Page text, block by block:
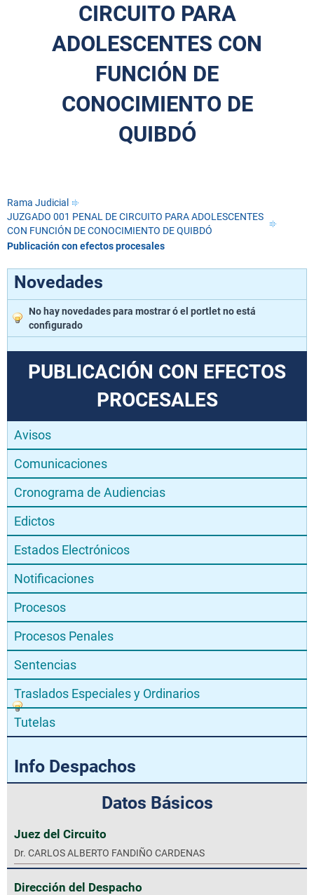
CIRCUITO PARA
ADOLESCENTES CON
FUNCIÓN DE
CONOCIMIENTO DE
QUIBDÓ
Rama Judicial
JUZGADO 001 PENAL DE CIRCUITO PARA ADOLESCENTES
CON FUNCIÓN DE CONOCIMIENTO DE QUIBDÓ
Publicación con efectos procesales
Novedades
No hay novedades para mostrar ó el portlet no está
configurado
PUBLICACIÓN CON EFECTOS
PROCESALES
Avisos
Comunicaciones
Cronograma de Audiencias
Edictos
Estados Electrónicos
Notificaciones
Procesos
Procesos Penales
Sentencias
Traslados Especiales y Ordinarios
Tutelas
Info Despachos
Datos Básicos
Juez del Circuito
Dr. CARLOS ALBERTO FANDIÑO CARDENAS
Dirección del Despacho